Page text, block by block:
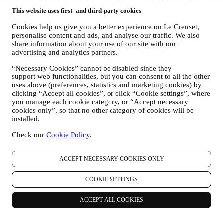
This website uses first- and third-party cookies
Cookies help us give you a better experience on Le Creuset,
personalise content and ads, and analyse our traffic. We also
share information about your use of our site with our
advertising and analytics partners.
“Necessary Cookies” cannot be disabled since they
support web functionalities, but you can consent to all the other
uses above (preferences, statistics and marketing cookies) by
clicking “Accept all cookies”, or click “Cookie settings”, where
you manage each cookie category, or “Accept necessary
cookies only”, so that no other category of cookies will be
installed.
Check our Cookie Policy.
ACCEPT NECESSARY COOKIES ONLY
COOKIE SETTINGS
ACCEPT ALL COOKIES
correspondiente.
Exclusión voluntaria: Puede dejar de recibir nuestras
comunicaciones o actualizaciones de marketing en cualquier
momento, de forma gratuita, a través de los métodos que se
muestran como parte de la comunicación (por ejemplo, para darse de
baja de la newsletter puede hacer clic en el enlace para darse de baja
que aparece en la parte inferior de cada correo electrónico). En
cualquier caso, si desea poner fin a cualquiera de nuestras
actividades de marketing, envíenos un correo electrónico a
privacy@lecreuset.com. Procesaremos su exclusión lo antes posible,
pero en algunas circunstancias puede recibir algunos mensajes más
hasta que la exclusión se procese por completo.
otros datos personales a otras empresas para sus fines de
En caso de que haya comprado uno de nuestros productos, podemos
enviar un correo electrónico solicitando la opinión sobre sus
productos. Estamos interesados en las opiniones de los productos de
nuestros clientes (si desean proporcionar dicha información) para
mejorar constantemente nuestros productos y servicios. Al final del
proceso de compra, también podemos invitarle a escribir su opinión